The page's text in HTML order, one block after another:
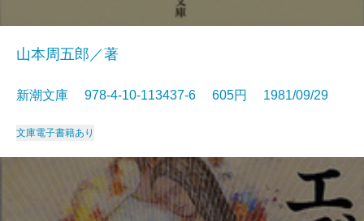
山本周五郎／著
新潮文庫 978-4-10-113437-6 605円 1981/09/29
文庫電子書籍あり